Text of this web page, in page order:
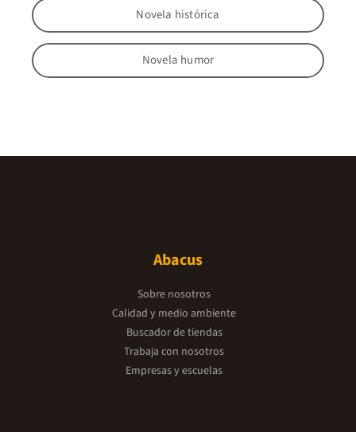
Novela histórica
Novela humor
Abacus
Sobre nosotros
Calidad y medio ambiente
Buscador de tiendas
Trabaja con nosotros
Empresas y escuelas